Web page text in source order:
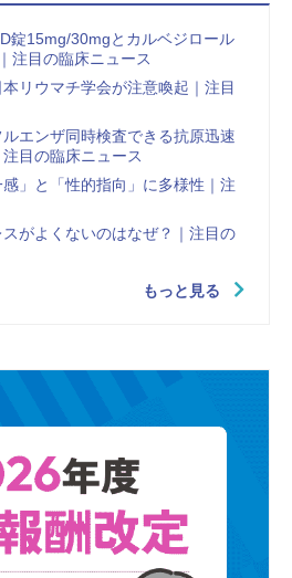
錠15mg/30mgとカルベジロール
注目の臨床ニュース
リウマチ学会が注意喚起｜注目
エンザ同時検査できる抗原迅速
目の臨床ニュース
」と「性的指向」に多様性｜注
がよくないのはなぜ？｜注目の
もっと見る